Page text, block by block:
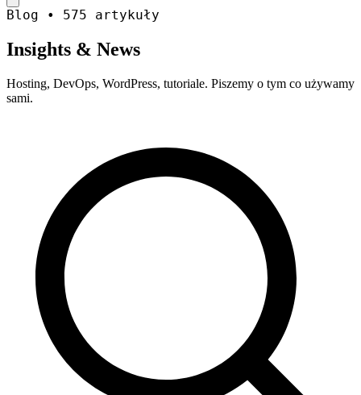
Blog • 575 artykuły
Insights & News
Hosting, DevOps, WordPress, tutoriale. Piszemy o tym co używamy
sami.